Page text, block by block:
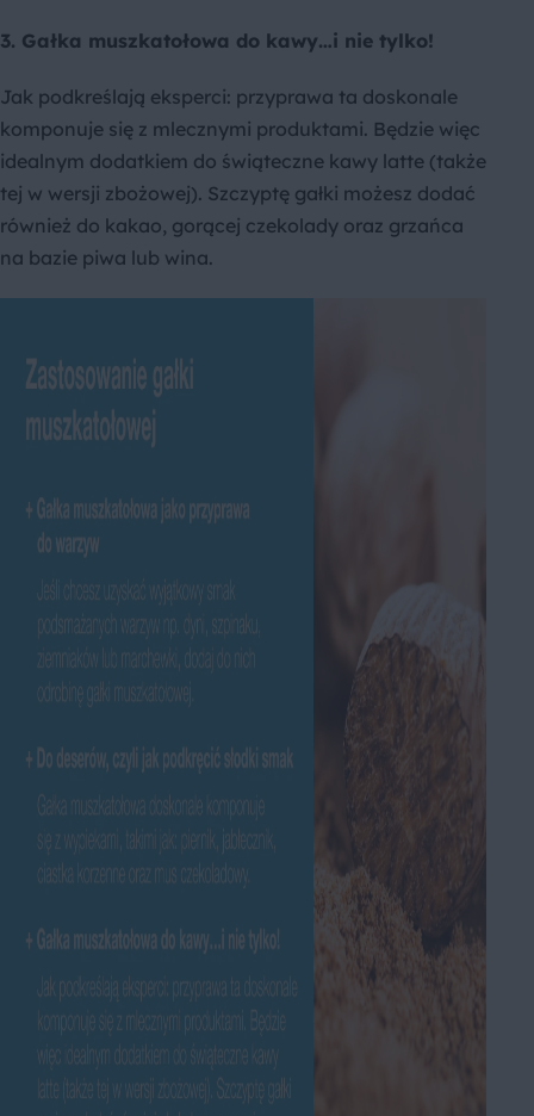
3. Gałka muszkatołowa do kawy…i nie tylko!
Jak podkreślają eksperci: przyprawa ta doskonale
komponuje się z mlecznymi produktami. Będzie więc
idealnym dodatkiem do świąteczne kawy latte (także
tej w wersji zbożowej). Szczyptę gałki możesz dodać
również do kakao, gorącej czekolady oraz grzańca
na bazie piwa lub wina.